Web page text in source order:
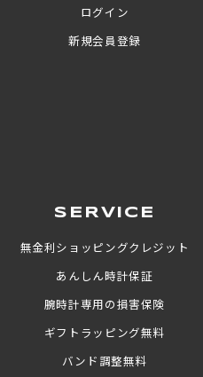
ログイン
新規会員登録
SERVICE
無金利ショッピングクレジット
あんしん時計保証
腕時計専用の損害保険
ギフトラッピング無料
バンド調整無料